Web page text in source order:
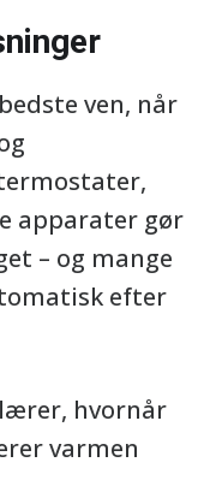
ven, når
apparater gør
– og mange
efter
lærer, hvornår
varmen